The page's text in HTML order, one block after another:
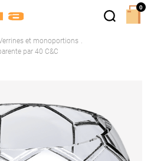
et monoportions
par 40 C&C
0